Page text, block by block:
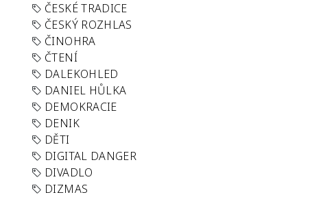
ČESKÉ TRADICE
ČESKÝ ROZHLAS
ČINOHRA
ČTENÍ
DALEKOHLED
DANIEL HŮLKA
DEMOKRACIE
DENIK
DĚTI
DIGITAL DANGER
DIVADLO
DIZMAS